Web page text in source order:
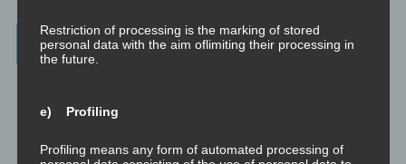
Latest Posts
Restriction of processing is the marking of stored
personal data with the aim oflimiting their processing in
the future.
e) Profiling
Profiling means any form of automated processing of